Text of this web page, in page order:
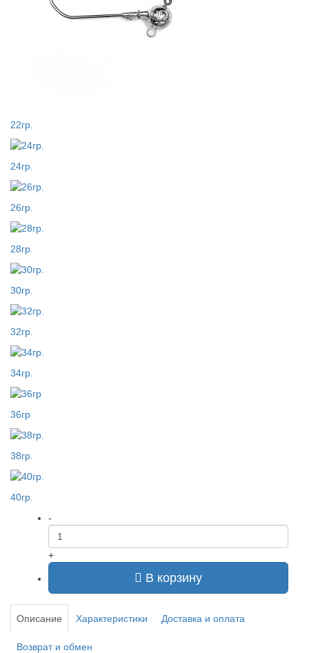
22гр.
24гр.
26гр.
28гр.
30гр.
32гр.
34гр.
36гр
38гр.
40гр.
-
+
В корзину
Описание Характеристики Доставка и оплата
Возврат и обмен